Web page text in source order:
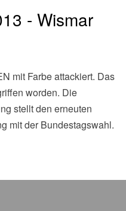
- Wismar
worden. Die
stellt den erneuten
mit der Bundestagswahl.